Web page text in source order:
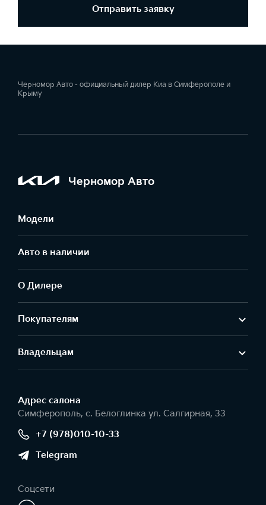
Отправить заявку
Черномор Авто - официальный дилер Киа в Симферополе и
Крыму
Черномор Авто
Модели
Авто в наличии
О Дилере
Покупателям
Владельцам
Адрес салонa
Симферополь, с. Белоглинка ул. Салгирная, 33
+7 (978)010-10-33
Telegram
Соцсети